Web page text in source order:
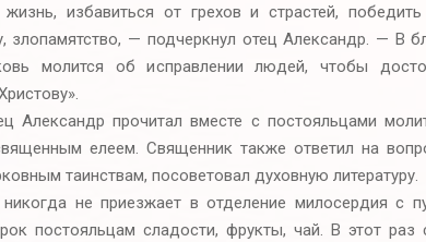
избавиться от грехов и страстей,
злопамятство, — подчеркнул отец Александр. — В
молится об исправлении людей, чтобы
Александр прочитал вместе с постояльцами
елеем. Священник также ответил на
таинствам, посоветовал духовную литературу.
не приезжает в отделение милосердия с
постояльцам сладости, фрукты, чай. В этот раз